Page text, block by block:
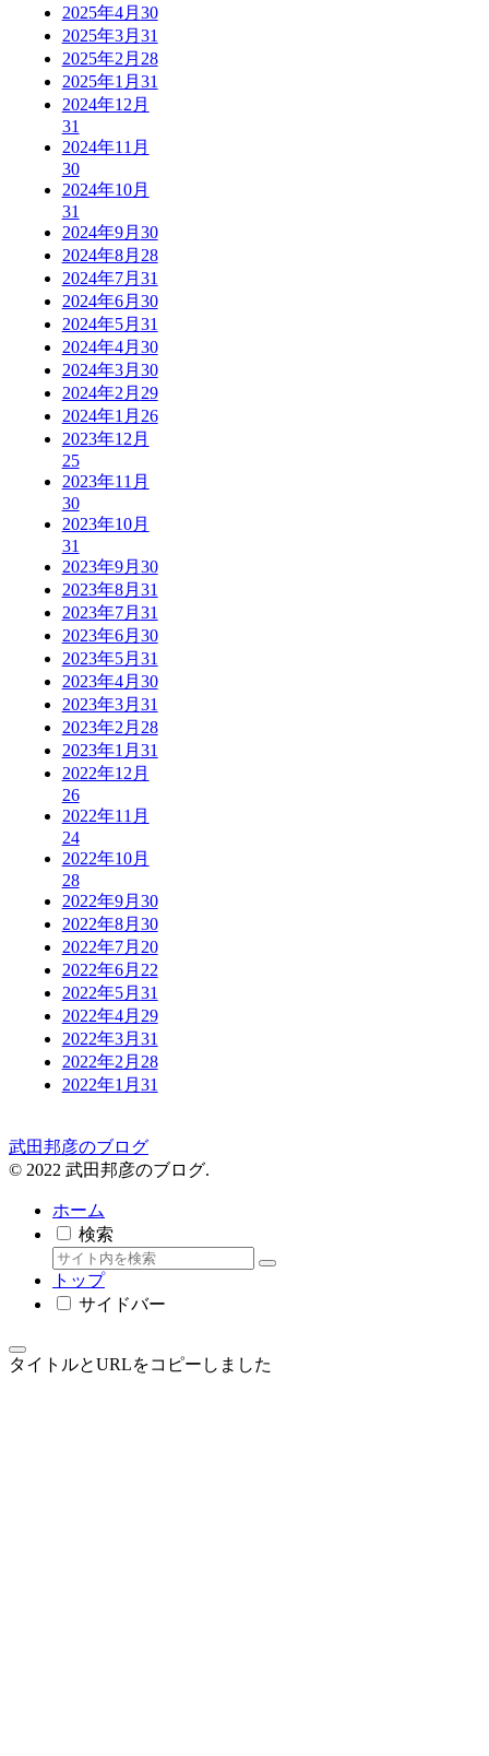
2025年4月 30
2025年3月 31
2025年2月 28
2025年1月 31
2024年12月
31
2024年11月
30
2024年10月
31
2024年9月 30
2024年8月 28
2024年7月 31
2024年6月 30
2024年5月 31
2024年4月 30
2024年3月 30
2024年2月 29
2024年1月 26
2023年12月
25
2023年11月
30
2023年10月
31
2023年9月 30
2023年8月 31
2023年7月 31
2023年6月 30
2023年5月 31
2023年4月 30
2023年3月 31
2023年2月 28
2023年1月 31
2022年12月
26
2022年11月
24
2022年10月
28
2022年9月 30
2022年8月 30
2022年7月 20
2022年6月 22
2022年5月 31
2022年4月 29
2022年3月 31
2022年2月 28
2022年1月 31
武田邦彦のブログ
© 2022 武田邦彦のブログ.
ホーム
検索
トップ
サイドバー
タイトルとURLをコピーしました